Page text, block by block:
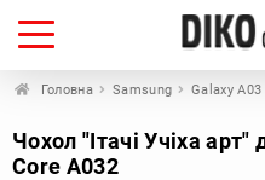
Головна Samsung Galaxy
Чохол "Ітачі Учіха
Core A032